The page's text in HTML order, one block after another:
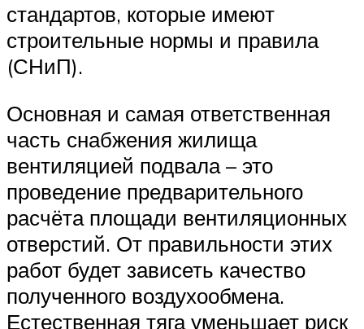
стандартов, которые имеют
строительные нормы и правила
(СНиП).
Основная и самая ответственная
часть снабжения жилища
вентиляцией подвала – это
проведение предварительного
расчёта площади вентиляционных
отверстий. От правильности этих
работ будет зависеть качество
полученного воздухообмена.
Естественная тяга уменьшает риск